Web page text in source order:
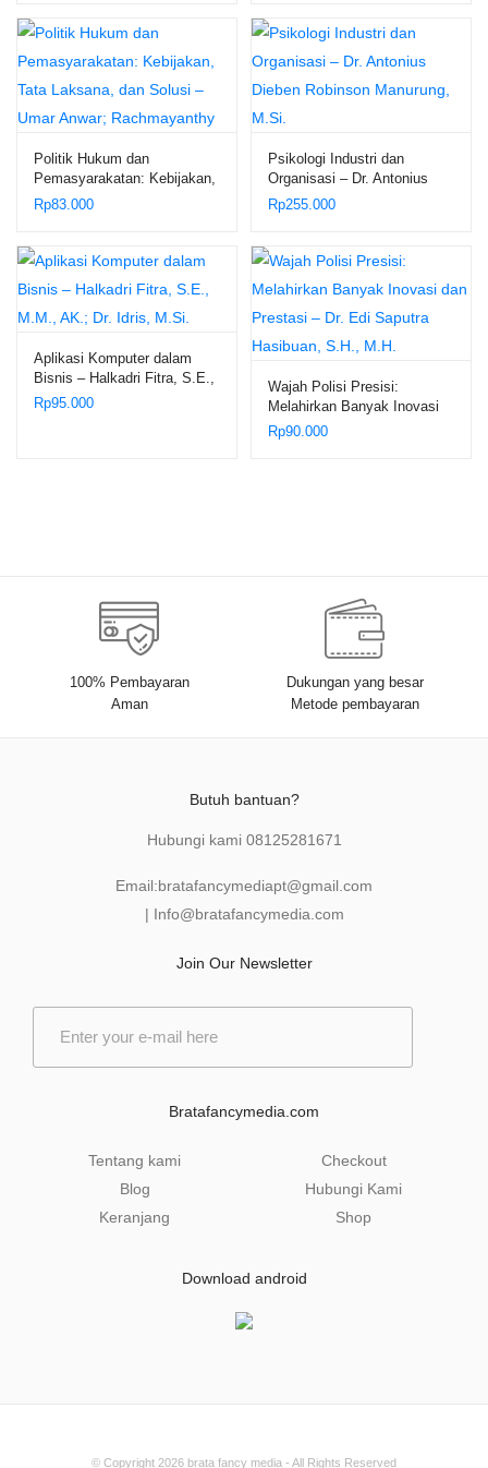
Politik Hukum dan
Pemasyarakatan: Kebijakan,
Tata Laksana, dan Solusi –
Umar Anwar; Rachmayanthy
Rp83.000
Psikologi Industri dan
Organisasi – Dr. Antonius
Dieben Robinson Manurung,
M.Si.
Rp255.000
Aplikasi Komputer dalam
Bisnis – Halkadri Fitra, S.E.,
M.M., AK.; Dr. Idris, M.Si.
Rp95.000
Wajah Polisi Presisi:
Melahirkan Banyak Inovasi
dan Prestasi – Dr. Edi
Rp90.000
100% Pembayaran
Aman
Dukungan yang besar
Metode pembayaran
Butuh bantuan?
Hubungi kami 08125281671
Email:bratafancymediapt@gmail.com
| Info@bratafancymedia.com
Join Our Newsletter
Bratafancymedia.com
Tentang kami
Blog
Keranjang
Checkout
Hubungi Kami
Shop
Download android
© Copyright 2026 brata fancy media - All Rights Reserved